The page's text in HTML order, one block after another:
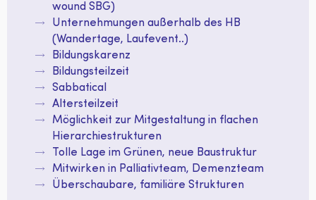
wound SBG)
Unternehmungen außerhalb des HB
(Wandertage, Laufevent..)
Bildungskarenz
Bildungsteilzeit
Sabbatical
Altersteilzeit
Möglichkeit zur Mitgestaltung in flachen
Hierarchiestrukturen
Tolle Lage im Grünen, neue Baustruktur
Mitwirken in Palliativteam, Demenzteam
Überschaubare, familiäre Strukturen